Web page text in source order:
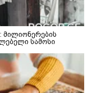
მილიონერების
სამოსი